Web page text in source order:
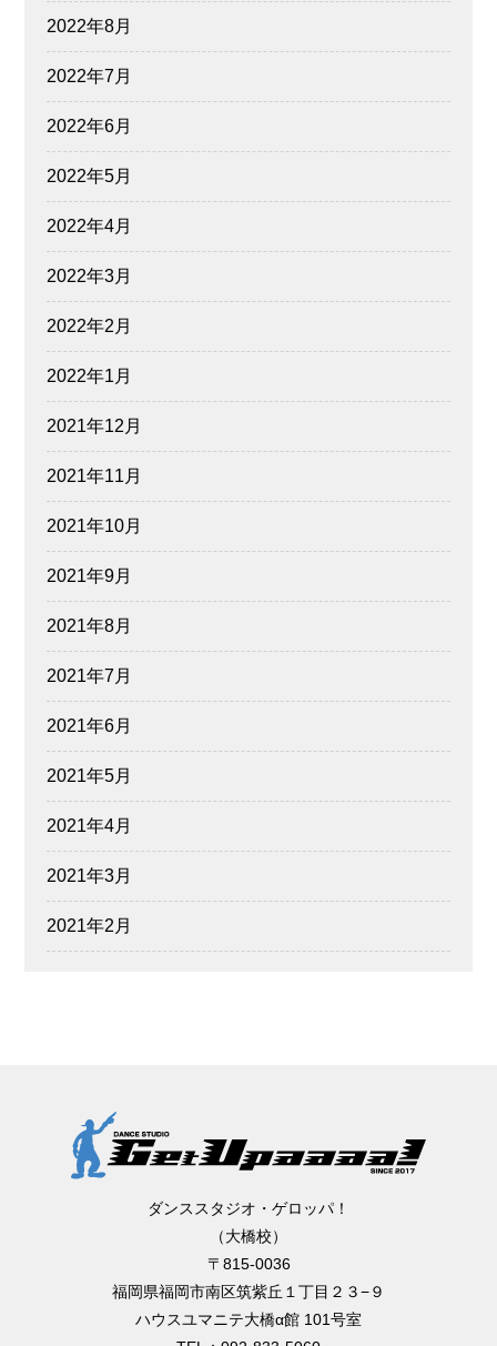
2022年8月
2022年7月
2022年6月
2022年5月
2022年4月
2022年3月
2022年2月
2022年1月
2021年12月
2021年11月
2021年10月
2021年9月
2021年8月
2021年7月
2021年6月
2021年5月
2021年4月
2021年3月
2021年2月
ダンススタジオ・ゲロッパ！
（大橋校）
〒815-0036
福岡県福岡市南区筑紫丘１丁目２３−９
ハウスユマニテ大橋α館 101号室